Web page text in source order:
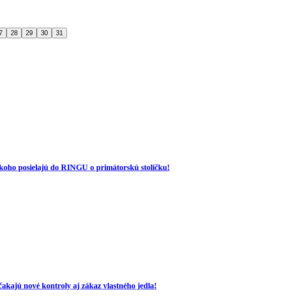
28 29 30 31
posielajú do RINGU o primátorskú stoličku!
nové kontroly aj zákaz vlastného jedla!